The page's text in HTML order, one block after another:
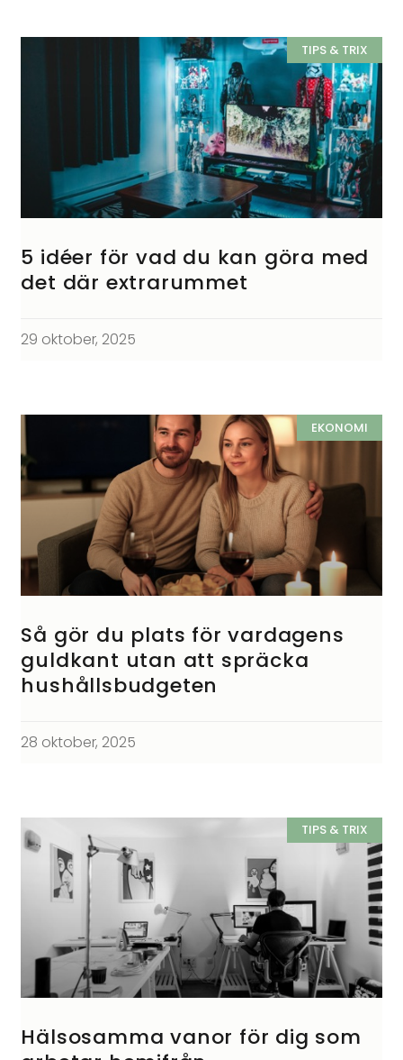
TIPS & TRIX
5 idéer för vad du kan göra med
det där extrarummet
29 oktober, 2025
EKONOMI
Så gör du plats för vardagens
guldkant utan att spräcka
hushållsbudgeten
28 oktober, 2025
TIPS & TRIX
Hälsosamma vanor för dig som